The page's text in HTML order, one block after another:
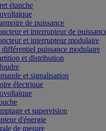
étanche
de puissance
et interrupteur de
et interrupteur modulaire
puissance modulaire
et distribution
et signalisation
électrique
et supervision
d'énergie
de mesure